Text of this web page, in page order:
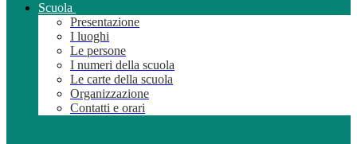
Scuola
Presentazione
I luoghi
Le persone
I numeri della scuola
Le carte della scuola
Organizzazione
Contatti e orari